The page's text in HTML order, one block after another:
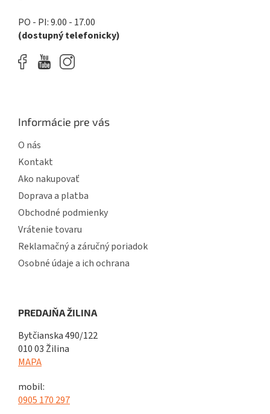
PO - PI: 9.00 - 17.00
(dostupný telefonicky)
Informácie pre vás
O nás
Kontakt
Ako nakupovať
Doprava a platba
Obchodné podmienky
Vrátenie tovaru
Reklamačný a záručný poriadok
Osobné údaje a ich ochrana
PREDAJŇA ŽILINA
Bytčianska 490/122
010 03 Žilina
MAPA
mobil:
0905 170 297